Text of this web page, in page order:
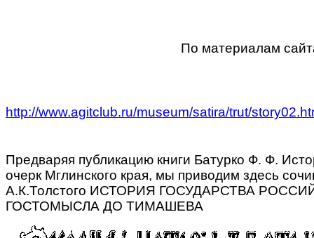
По материалам
http://www.agitclub.ru/museum/satira/trut/
Предваряя публикацию книги Батурко Ф. Ф.
очерк Мглинского края, мы приводим здесь
А.К.Толстого ИСТОРИЯ ГОСУДАРСТВА
ГОСТОМЫСЛА ДО ТИМАШЕВА